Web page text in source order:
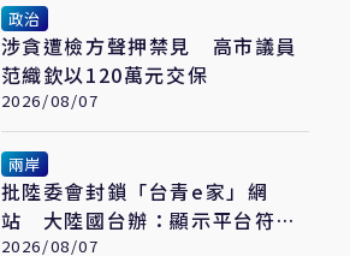
政治
涉貪遭檢方聲押禁見 高市議員
范織欽以120萬元交保
2026/08/07
兩岸
批陸委會封鎖「台青e家」網
站 大陸國台辦：顯示平台符合
台青需求
2026/08/07